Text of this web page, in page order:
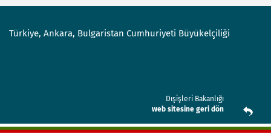
Türkiye, Ankara, Bulgaristan Cumhuriyeti Büyükelçiliği
Dışişleri Bakanlığı
web sitesine geri dön